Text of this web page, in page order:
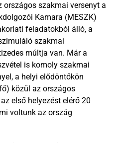
országos szakmai versenyt a
Kamara (MESZK)
feladatokból álló, a
szakmai
múltja van. Már a
is komoly szakmai
a helyi elődöntőkön
közül az országos
első helyezést elérő 20
voltunk az ország